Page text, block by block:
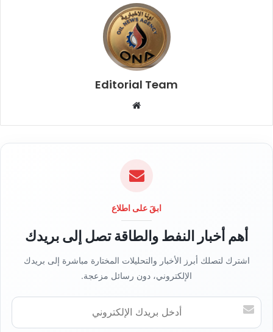
Editorial Team
ل
ي
ب
ابقَ على اطلاع
أهم أخبار النفط والطاقة تصل إلى بريدك
اشترك لتصلك أبرز الأخبار والتحليلات المختارة مباشرة إلى بريدك
الإلكتروني، دون رسائل مزعجة.
أ
خ